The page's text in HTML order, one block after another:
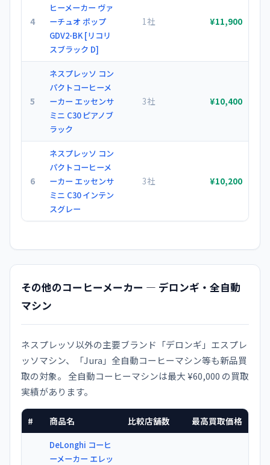
4
ヒーメーカー ヴァ
ーチュオ ポップ
GDV2-BK [リコリ
スブラック D]
1社 ¥11,900
5
ネスプレッソ コン
パクトコーヒーメ
ーカー エッセンサ
ミニ C30 ピアノブ
ラック
3社 ¥10,400
6
ネスプレッソ コン
パクトコーヒーメ
ーカー エッセンサ
ミニ C30 インテン
スグレー
3社 ¥10,200
その他のコーヒーメーカー — デロンギ・全自動
マシン
ネスプレッソ以外の主要ブランド「デロンギ」エスプレ
ッソマシン、「Jura」全自動コーヒーマシン等も新品買
取の対象。 全自動コーヒーマシンは最大 ¥60,000 の買取
実績があります。
# 商品名 比較店舗数 最高買取価格
DeLonghi コーヒ
ーメーカー エレッ